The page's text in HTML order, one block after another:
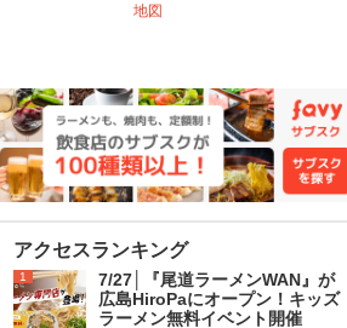
地図
アクセスランキング
1
7/27│『尾道ラーメンWAN』が
広島HiroPaにオープン！キッズ
ラーメン無料イベント開催